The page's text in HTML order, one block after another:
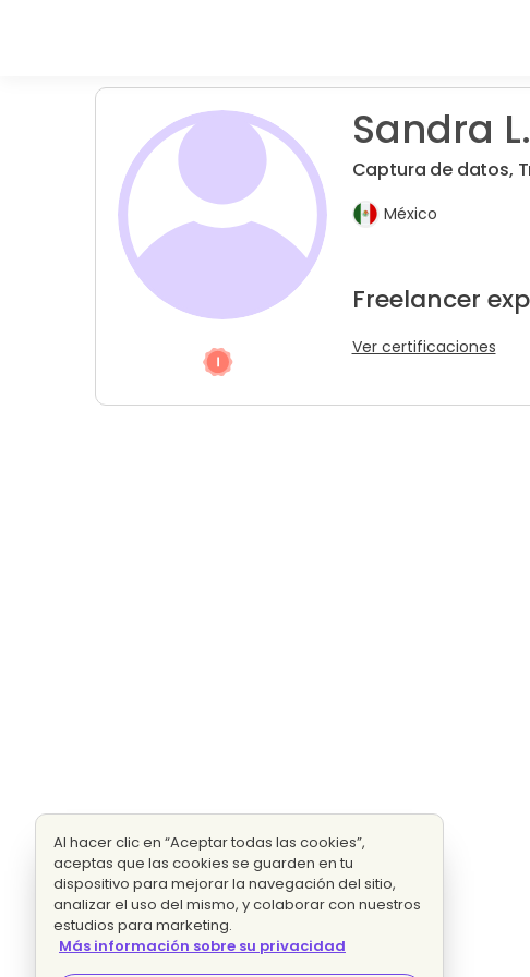
Sandra L.
Captura de datos,
México
Freelancer
Ver certificaciones
Al hacer clic en “Aceptar todas las cookies”,
aceptas que las cookies se guarden en tu
dispositivo para mejorar la navegación del sitio,
analizar el uso del mismo, y colaborar con nuestros
estudios para marketing.
Más información sobre su privacidad